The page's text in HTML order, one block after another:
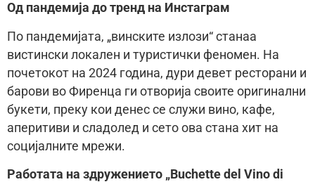
Од пандемија до тренд на Инстаграм
По пандемијата, „винските излози“ станаа
вистински локален и туристички феномен. На
почетокот на 2024 година, дури девет ресторани и
барови во Фиренца ги отворија своите оригинални
букети, преку кои денес се служи вино, кафе,
аперитиви и сладолед и сето ова стана хит на
социјалните мрежи.
Работата на здружението „Buchette del Vino di